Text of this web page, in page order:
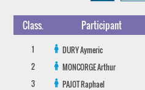
Class. Participant
1 DURYAymeric
2
MONCORGEArthur
3
PAJOTRaphael